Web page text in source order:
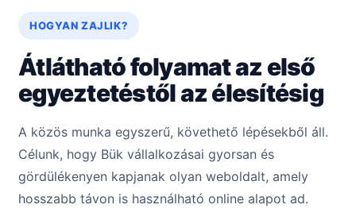
HOGYAN ZAJLIK?
Átlátható folyamat az első
egyeztetéstől az élesítésig
A közös munka egyszerű, követhető lépésekből áll.
Célunk, hogy Bük vállalkozásai gyorsan és
gördülékenyen kapjanak olyan weboldalt, amely
hosszabb távon is használható online alapot ad.